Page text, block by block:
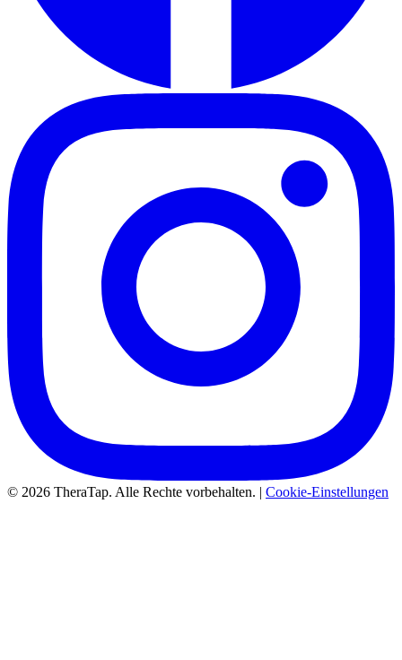
© 2026 TheraTap. Alle Rechte vorbehalten. | Cookie-Einstellungen